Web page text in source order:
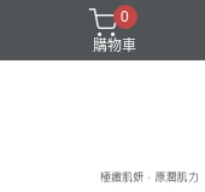
0
購物車